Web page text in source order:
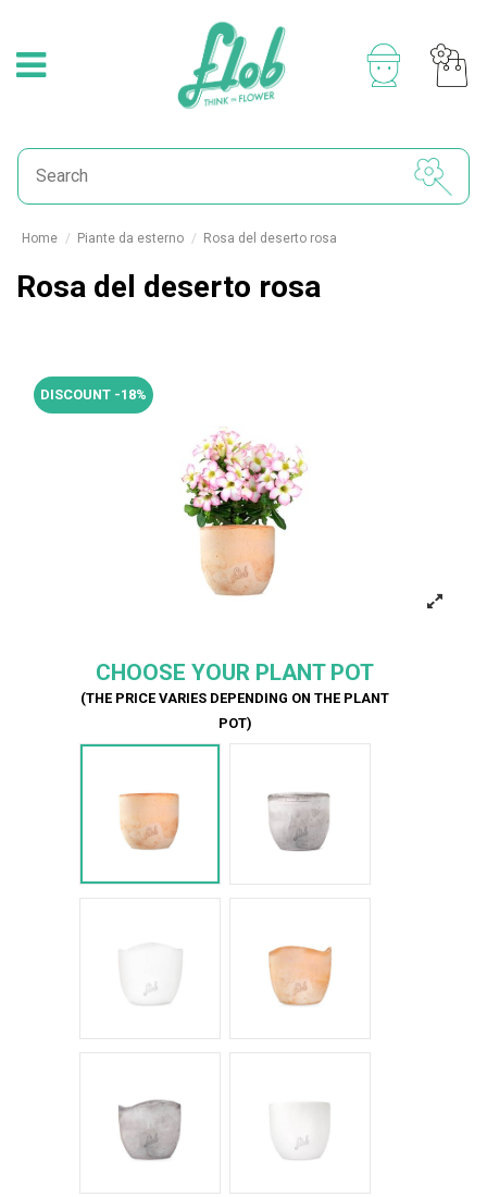
Home Piante da esterno Rosa del deserto rosa
Rosa del deserto rosa
DISCOUNT -18%
CHOOSE YOUR PLANT POT
(THE PRICE VARIES DEPENDING ON THE PLANT
POT)